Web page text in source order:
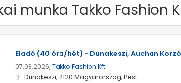
munka Takko Fashion
Eladó (40 óra/hét) - Dunakeszi, Auchan Korzó
07.08.2026, Takko Fashion Kft
Dunakeszi, 2120 Magyarország, Pest